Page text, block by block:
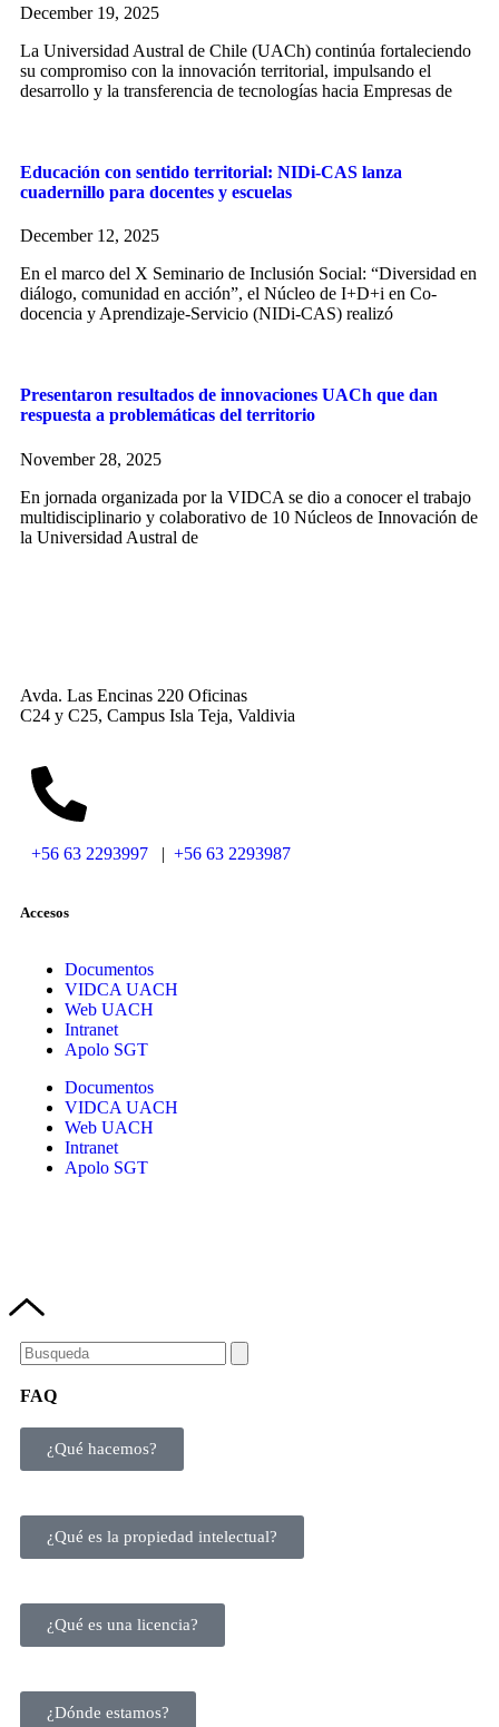
December 19, 2025
La Universidad Austral de Chile (UACh) continúa fortaleciendo
su compromiso con la innovación territorial, impulsando el
desarrollo y la transferencia de tecnologías hacia Empresas de
Educación con sentido territorial: NIDi-CAS lanza
cuadernillo para docentes y escuelas
December 12, 2025
En el marco del X Seminario de Inclusión Social: “Diversidad en
diálogo, comunidad en acción”, el Núcleo de I+D+i en Co-
docencia y Aprendizaje-Servicio (NIDi-CAS) realizó
Presentaron resultados de innovaciones UACh que dan
respuesta a problemáticas del territorio
November 28, 2025
En jornada organizada por la VIDCA se dio a conocer el trabajo
multidisciplinario y colaborativo de 10 Núcleos de Innovación de
la Universidad Austral de
Avda. Las Encinas 220 Oficinas
C24 y C25, Campus Isla Teja, Valdivia
+56 63 2293997 | +56 63 2293987
Accesos
Documentos
VIDCA UACH
Web UACH
Intranet
Apolo SGT
Documentos
VIDCA UACH
Web UACH
Intranet
Apolo SGT
FAQ
¿Qué hacemos?
¿Qué es la propiedad intelectual?
¿Qué es una licencia?
¿Dónde estamos?